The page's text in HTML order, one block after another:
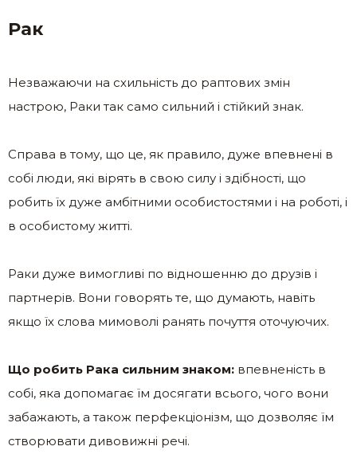
Рак
Незважаючи на схильність до раптових змін
настрою, Раки так само сильний і стійкий знак.
Справа в тому, що це, як правило, дуже впевнені в
собі люди, які вірять в свою силу і здібності, що
робить їх дуже амбітними особистостями і на роботі, і
в особистому житті.
Раки дуже вимогливі по відношенню до друзів і
партнерів. Вони говорять те, що думають, навіть
якщо їх слова мимоволі ранять почуття оточуючих.
Що робить Рака сильним знаком: впевненість в
собі, яка допомагає їм досягати всього, чого вони
забажають, а також перфекціонізм, що дозволяє їм
створювати дивовижні речі.